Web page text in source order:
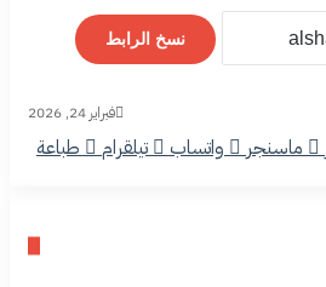
نسخ الرابط
فبراير 24, 2026
ماسنجر واتساب تيلقرام طباعة